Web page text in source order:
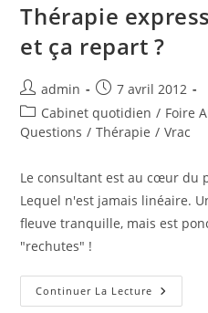
Thérapie
et ça repart ?
Auteur/autrice
de
la
admin
Publication
publiée :
7 avril 2012
Post
category:
Cabinet quotidien / Foire
Questions / Thérapie / Vrac
Le consultant est au cœur du
Lequel n'est jamais linéaire.
fleuve tranquille, mais est
"rechutes" !
Continuer La Lecture Thérapie
Express…